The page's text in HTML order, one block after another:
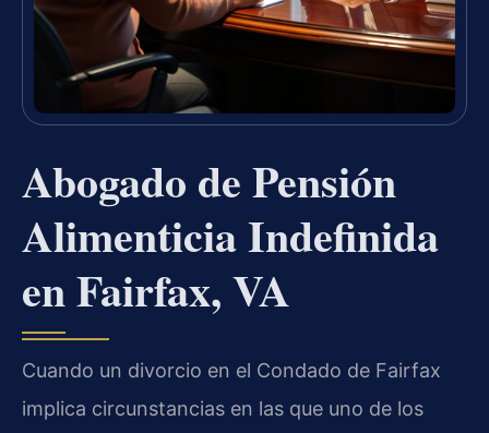
Abogado de Pensión
Alimenticia Indefinida
en Fairfax, VA
Cuando un divorcio en el Condado de Fairfax
implica circunstancias en las que uno de los